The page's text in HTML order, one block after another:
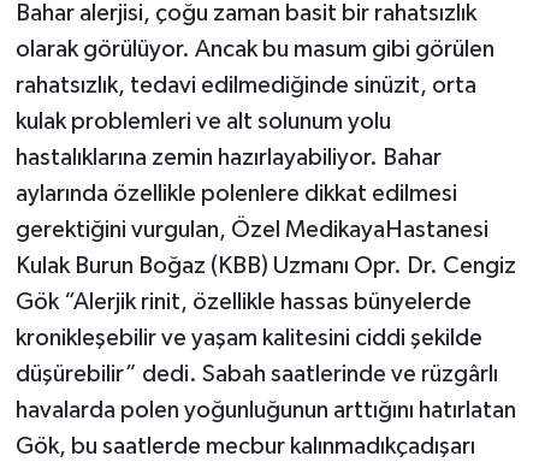
Bahar alerjisi, çoğu zaman basit bir rahatsızlık
olarak görülüyor. Ancak bu masum gibi görülen
rahatsızlık, tedavi edilmediğinde sinüzit, orta
kulak problemleri ve alt solunum yolu
hastalıklarına zemin hazırlayabiliyor. Bahar
aylarında özellikle polenlere dikkat edilmesi
gerektiğini vurgulan, Özel MedikayaHastanesi
Kulak Burun Boğaz (KBB) Uzmanı Opr. Dr. Cengiz
Gök “Alerjik rinit, özellikle hassas bünyelerde
kronikleşebilir ve yaşam kalitesini ciddi şekilde
düşürebilir” dedi. Sabah saatlerinde ve rüzgârlı
havalarda polen yoğunluğunun arttığını hatırlatan
Gök, bu saatlerde mecbur kalınmadıkçadışarı